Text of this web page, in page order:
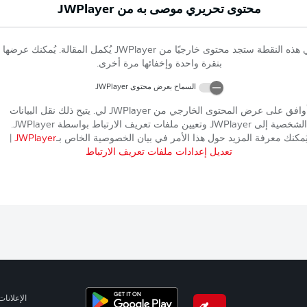
محتوى تحريري موصى به منJWPlayer
هذه النقطة ستجد محتوى خارجيًا منJWPlayer يُكمل المقالة. يُمكنك عرضها
بنقرة واحدة وإخفائها مرة أخرى.
السماح بعرض محتوىJWPlayer
على عرض المحتوى الخارجي منJWPlayer لي. يتيح ذلك نقل البيانات
الشخصية إلى JWPlayer وتعيين ملفات تعريف الارتباط بواسطة JWPlayer
.
معرفة المزيد حول هذا الأمر في بيان الخصوصية الخاص بـJWPlayer
تعديل إعدادات ملفات تعريف الارتباط